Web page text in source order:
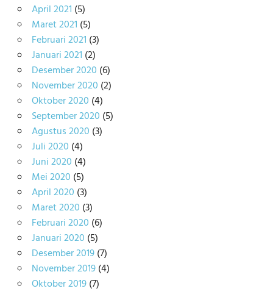
April 2021 (5)
Maret 2021 (5)
Februari 2021 (3)
Januari 2021 (2)
Desember 2020 (6)
November 2020 (2)
Oktober 2020 (4)
September 2020 (5)
Agustus 2020 (3)
Juli 2020 (4)
Juni 2020 (4)
Mei 2020 (5)
April 2020 (3)
Maret 2020 (3)
Februari 2020 (6)
Januari 2020 (5)
Desember 2019(7)
November 2019(4)
Oktober 2019(7)